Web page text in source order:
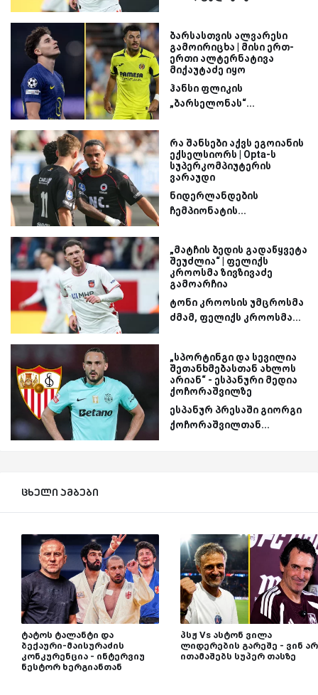
ბარსასთვის ალვარესი
გამოირიცხა | მისი ერთ-
ერთი ალტერნატივა
მიქაუტაძე იყო
ჰანსი ფლიკის
„ბარსელონას“...
რა შანსები აქვს ეგოიანის
ექსელსიორს | Opta-ს
სუპერკომპიუტერის
ვარაუდი
ნიდერლანდების
ჩემპიონატის...
„მატჩის ბედის გადაწყვეტა
შეუძლია“ | ფელიქს
კროოსმა ზივზივაძე
გამოარჩია
ტონი კროოსის უმცროსმა
ძმამ, ფელიქს კროოსმა...
„სპორტინგი და სევილია
შეთანხმებასთან ახლოს
არიან“ - ესპანური მედია
ქოჩორაშვილზე
ესპანურ პრესაში გიორგი
ქოჩორაშვილთან...
ცხელი ამბები
ტატოს ტალანტი და
ბექაური-მაისურაძის
კონკურენცია - ინტერვიუ
ნესტორ ხერგიანთან
პსჟ Vs ასტონ ვილა
ლიდერების გარეშე - ვინ არ
ითამაშებს სუპერ თასზე